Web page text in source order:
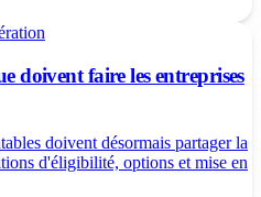
doivent faire les entreprises
doivent désormais partager la
d'éligibilité, options et mise en